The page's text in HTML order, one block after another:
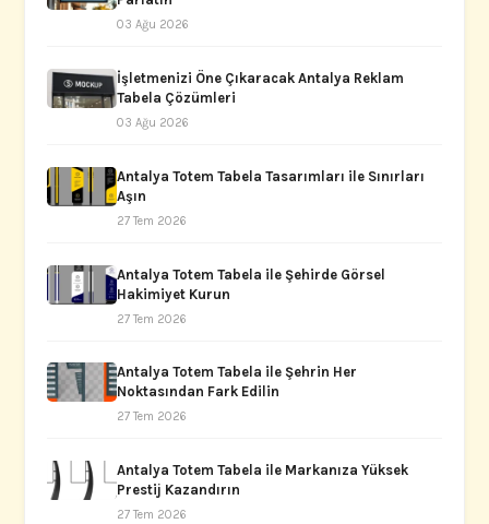
03 Ağu 2026
İşletmenizi Öne Çıkaracak Antalya Reklam
Tabela Çözümleri
03 Ağu 2026
Antalya Totem Tabela Tasarımları ile Sınırları
Aşın
27 Tem 2026
Antalya Totem Tabela ile Şehirde Görsel
Hakimiyet Kurun
27 Tem 2026
Antalya Totem Tabela ile Şehrin Her
Noktasından Fark Edilin
27 Tem 2026
Antalya Totem Tabela ile Markanıza Yüksek
Prestij Kazandırın
27 Tem 2026